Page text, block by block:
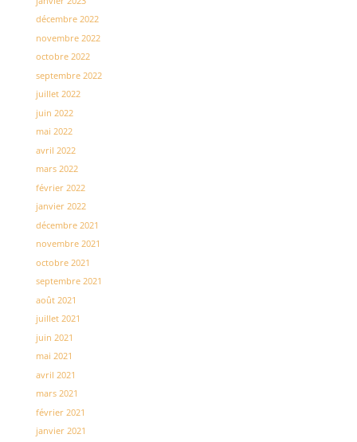
décembre 2022
novembre 2022
octobre 2022
septembre 2022
juillet 2022
juin 2022
mai 2022
avril 2022
mars 2022
février 2022
janvier 2022
décembre 2021
novembre 2021
octobre 2021
septembre 2021
août 2021
juillet 2021
juin 2021
mai 2021
avril 2021
mars 2021
février 2021
janvier 2021